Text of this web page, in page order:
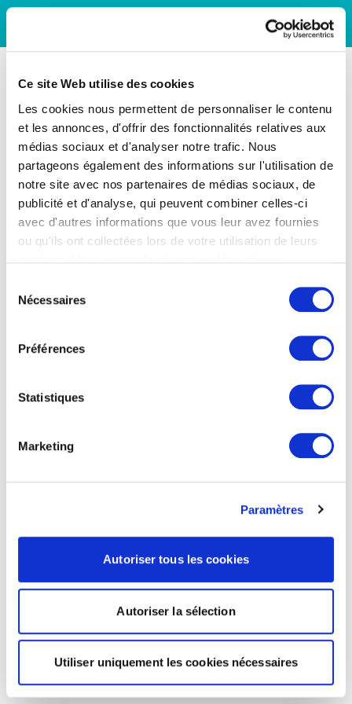
Ce site Web utilise des cookies
Les cookies nous permettent de personnaliser le contenu
et les annonces, d'offrir des fonctionnalités relatives aux
médias sociaux et d'analyser notre trafic. Nous
partageons également des informations sur l'utilisation de
notre site avec nos partenaires de médias sociaux, de
publicité et d'analyse, qui peuvent combiner celles-ci
avec d'autres informations que vous leur avez fournies
ou qu'ils ont collectées lors de votre utilisation de leurs
Nécessaires
Préférences
Statistiques
Marketing
Paramètres
Autoriser tous les cookies
Autoriser la sélection
Utiliser uniquement les cookies nécessaires